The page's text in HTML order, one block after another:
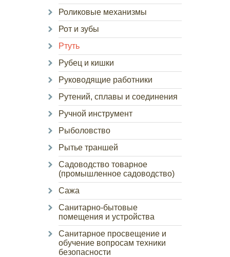
Роликовые механизмы
Рот и зубы
Ртуть
Рубец и кишки
Руководящие работники
Рутений, сплавы и соединения
Ручной инструмент
Рыболовство
Рытье траншей
Садоводство товарное
(промышленное садоводство)
Сажа
Санитарно-бытовые
помещения и устройства
Санитарное просвещение и
обучение вопросам техники
безопасности